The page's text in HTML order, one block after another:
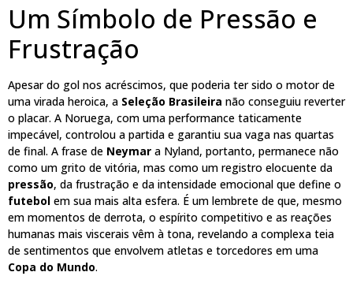
Um Símbolo de Pressão e
Frustração
Apesar do gol nos acréscimos, que poderia ter sido o motor de
uma virada heroica, a Seleção Brasileira não conseguiu reverter
o placar. A Noruega, com uma performance taticamente
impecável, controlou a partida e garantiu sua vaga nas quartas
de final. A frase de Neymar a Nyland, portanto, permanece não
como um grito de vitória, mas como um registro elocuente da
pressão, da frustração e da intensidade emocional que define o
futebol em sua mais alta esfera. É um lembrete de que, mesmo
em momentos de derrota, o espírito competitivo e as reações
humanas mais viscerais vêm à tona, revelando a complexa teia
de sentimentos que envolvem atletas e torcedores em uma
Copa do Mundo.